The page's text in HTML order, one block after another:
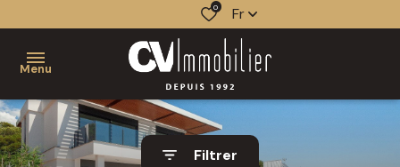
0 Fr
Menu
acheter
Filtrer